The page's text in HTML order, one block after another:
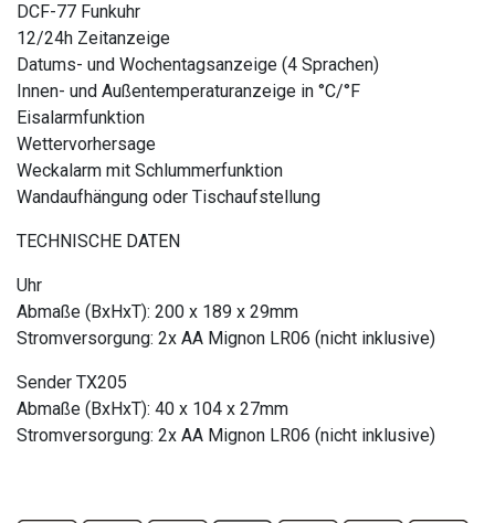
DCF-77 Funkuhr
12/24h Zeitanzeige
Datums- und Wochentagsanzeige (4 Sprachen)
Innen- und Außentemperaturanzeige in °C/°F
Eisalarmfunktion
Wettervorhersage
Weckalarm mit Schlummerfunktion
Wandaufhängung oder Tischaufstellung
TECHNISCHE DATEN
Uhr
Abmaße (BxHxT): 200 x 189 x 29mm
Stromversorgung: 2x AA Mignon LR06 (nicht inklusive)
Sender TX205
Abmaße (BxHxT): 40 x 104 x 27mm
Stromversorgung: 2x AA Mignon LR06 (nicht inklusive)